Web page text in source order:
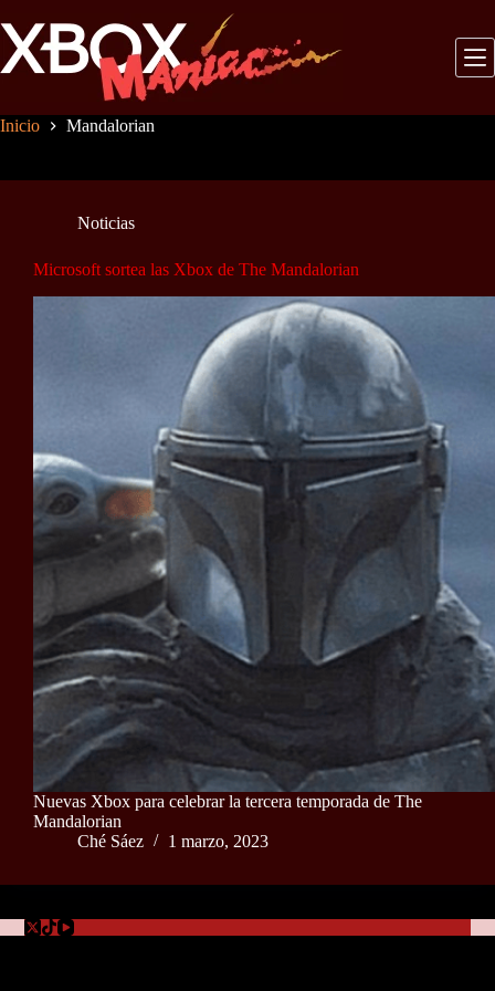
al
contenido
Inicio Mandalorian
Noticias
Microsoft sortea las Xbox de The Mandalorian
Nuevas Xbox para celebrar la tercera temporada de The
Mandalorian
Ché Sáez
1 marzo, 2023